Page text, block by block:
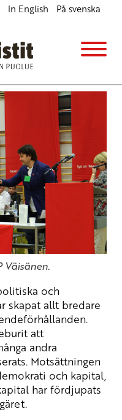
In English På svenska
solidaritet
- 13:37)
Väisänen.
och
skapat allt bredare
att
andra
Motsättningen
och kapital,
har fördjupats